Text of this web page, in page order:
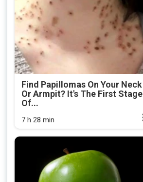
Find Papillomas On Your Neck
Or Armpit? It's The First Stage
Of...
7 h 28 min